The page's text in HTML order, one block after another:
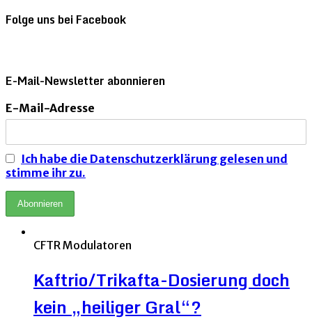
Folge uns bei Facebook
E-Mail-Newsletter abonnieren
E-Mail-Adresse
Ich habe die Datenschutzerklärung gelesen und
stimme ihr zu.
CFTR Modulatoren
Kaftrio/Trikafta-Dosierung doch
kein „heiliger Gral“?